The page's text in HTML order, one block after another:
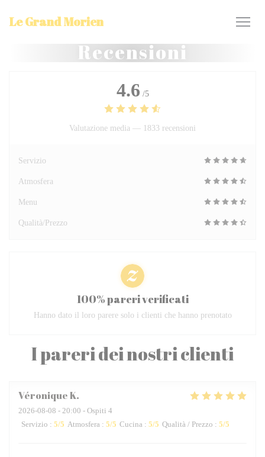
Le Grand Morien
Recensioni
I pareri dei nostri clienti
VéroniqueK
2026-08-08 - 20:00 - Ospiti 4
Servizio : 5/5 Atmosfera : 5/5 Cucina : 5/5 Qualità / Prezzo : 5/5
4.6 /5
Valutazione media — 1833 recensioni
Servizio
Atmosfera
Menu
Qualità/Prezzo
100% pareri verificati
Hanno dato il loro parere solo i clienti che hanno prenotato